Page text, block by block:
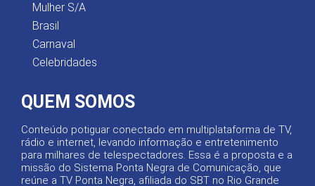
Mulher S/A
Brasil
Carnaval
Celebridades
QUEM SOMOS
Conteúdo potiguar conectado em multiplataforma de TV,
rádio e internet, levando informação e entretenimento
para milhares de telespectadores. Essa é a proposta e a
missão do Sistema Ponta Negra de Comunicação, que
reúne a TV Ponta Negra, afiliada do SBT no Rio Grande